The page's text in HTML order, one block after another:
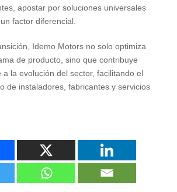
, apostar por soluciones universales
factor diferencial.
Idemo Motors no solo optimiza
de producto, sino que contribuye
a la evolución del sector, facilitando el
de instaladores, fabricantes y servicios